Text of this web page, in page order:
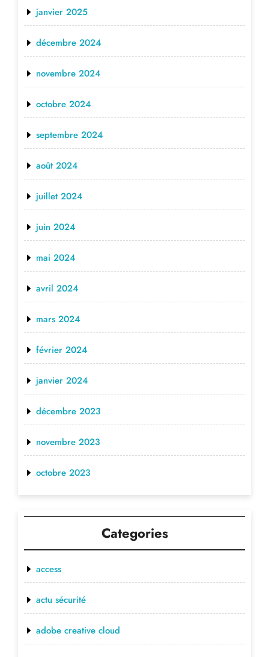
janvier 2025
décembre 2024
novembre 2024
octobre 2024
septembre 2024
août 2024
juillet 2024
juin 2024
mai 2024
avril 2024
mars 2024
février 2024
janvier 2024
décembre 2023
novembre 2023
octobre 2023
Categories
access
actu sécurité
adobe creative cloud